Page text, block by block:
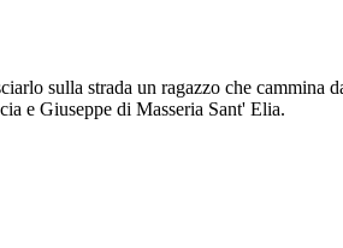
sulla strada un ragazzo che cammina
e Giuseppe di Masseria Sant' Elia.